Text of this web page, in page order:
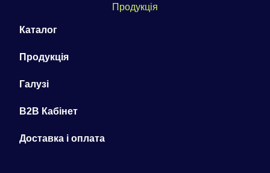
Продукція
Каталог
Продукція
Галузі
B2B Кабінет
Доставка і оплата